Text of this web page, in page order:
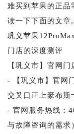
难买到苹果的正品
读一下下面的文章
巩义苹果
门店的深度测评
【巩义市】官网门
- 【巩义市】官网
交叉口正上豪布斯
- 官网服务热线：
与故障咨询的需求